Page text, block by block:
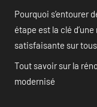
Pourquoi s’entourer
étape est la clé
satisfaisante sur
Tout savoir sur la
modernisé